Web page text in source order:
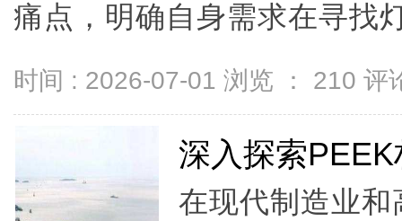
痛点，明确自身需求在寻找
时间 : 2026-07-01 浏览 ： 210 评
深入探索
在现代制造业